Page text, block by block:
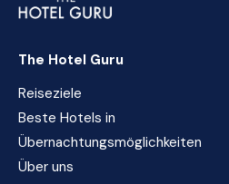
The Hotel Guru
Reiseziele
Beste Hotels in
Übernachtungsmöglichkeiten
Über uns